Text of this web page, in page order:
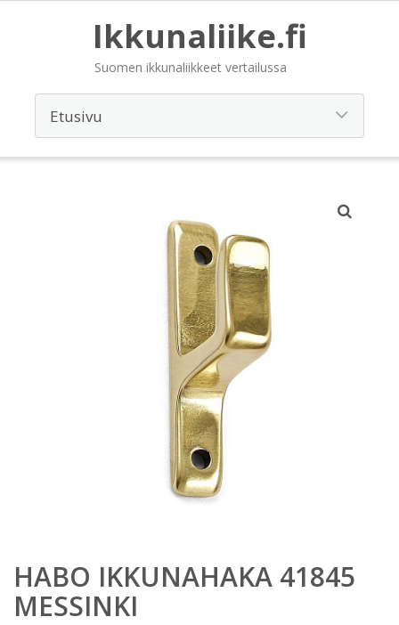
Ikkunaliike.fi
Suomen ikkunaliikkeet vertailussa
HABO IKKUNAHAKA 41845
MESSINKI